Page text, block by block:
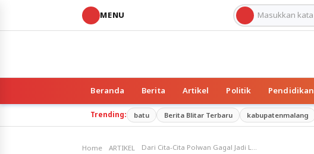
MENU
Beranda Berita Artikel Politik Pendidikan
Trending: batu Berita Blitar Terbaru kabupatenmalang
Home ARTIKEL